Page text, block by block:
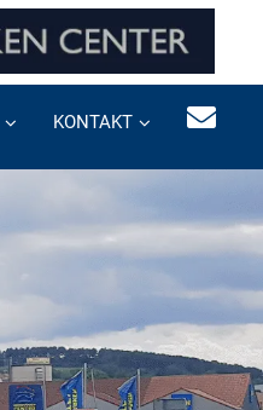
KONTAKT